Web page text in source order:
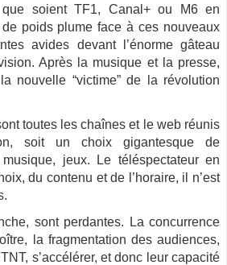
soient TF1, Canal+ ou M6 en
poids plume face à ces nouveaux
avides devant l’énorme gâteau
Après la musique et la presse,
nouvelle “victime” de la révolution
toutes les chaînes et le web réunis
soit un choix gigantesque de
jeux. Le téléspectateur en
du contenu et de l’horaire, il n’est
sont perdantes. La concurrence
la fragmentation des audiences,
s’accélérer, et donc leur capacité